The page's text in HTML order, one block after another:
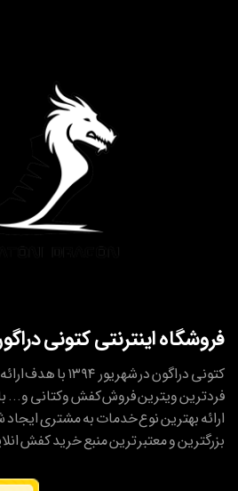
فروشگاه اینترنتی کتونی
کتونی دراگون در
فردترین ویترین فروش کفش وکتانی و...
ارائه بهترین نوع خدمات به مشتری ایجاد
بزرگترین و معتبر ترین منبع خرید کفش